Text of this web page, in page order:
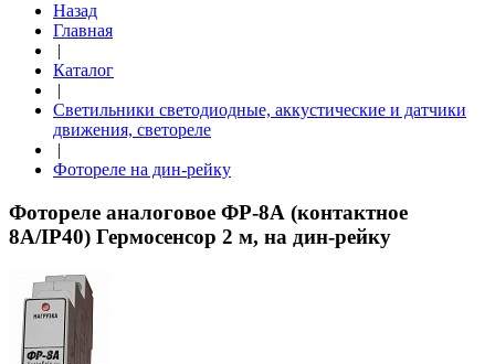
Назад
Главная
|
Каталог
|
Светильники светодиодные, аккустические и датчики
движения, светореле
|
Фотореле на дин-рейку
Фотореле аналоговое ФР-8А (контактное
8А/IP40) Гермосенсор 2 м, на дин-рейку